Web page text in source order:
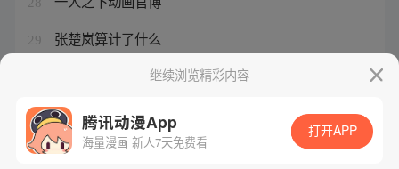
29 张楚岚算计了什么
继续浏览精彩内容
腾讯动漫App
海量漫画 新人7天免费看
打开APP